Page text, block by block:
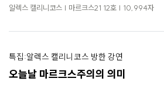
알렉스 캘리니코스 | 마르크스21 12호 | 10,994자
특집:알렉스 캘리니코스 방한 강연
오늘날 마르크스주의의 의미